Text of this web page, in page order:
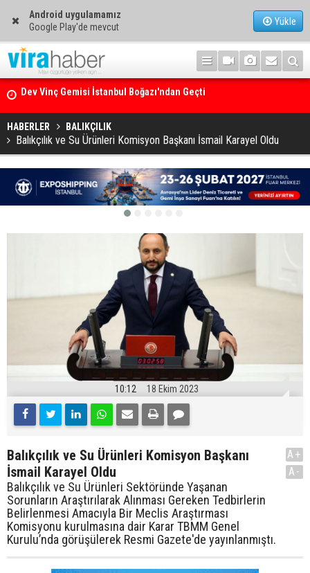
Android uygulamamız
Google Play'de mevcut
Yükle
Ege Denizi’nin En Büyük Mercan Ormanı
HABERLER BALIKÇILIK
Balıkçılık ve Su Ürünleri Komisyon Başkanı İsmail Karayel Oldu
10:12 18 Ekim 2023
Balıkçılık ve Su Ürünleri Komisyon Başkanı
İsmail Karayel Oldu
Balıkçılık ve Su Ürünleri Sektöründe Yaşanan
Sorunların Araştırılarak Alınması Gereken Tedbirlerin
Belirlenmesi Amacıyla Bir Meclis Araştırması
Komisyonu kurulmasına dair Karar TBMM Genel
Kurulu’nda görüşülerek Resmi Gazete'de yayınlanmıştı.
A+
A-